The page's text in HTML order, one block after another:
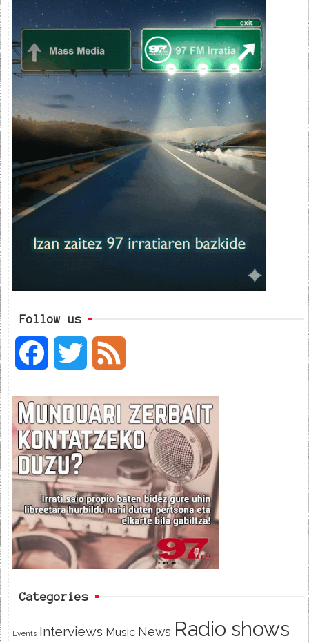
Follow us
c
e
b
o
o
i
t
t
e
e
d
Categories
Events Interviews Music News Radio shows